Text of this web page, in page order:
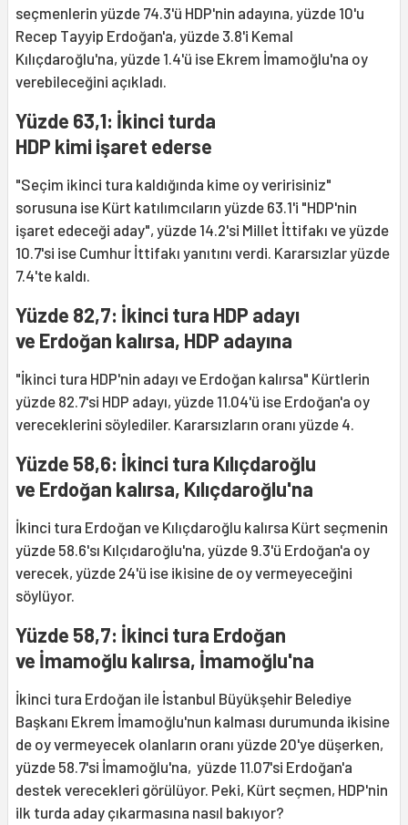
seçmenlerin yüzde 74.3'ü HDP'nin adayına, yüzde 10'u
Recep Tayyip Erdoğan'a, yüzde 3.8'i Kemal
Kılıçdaroğlu'na, yüzde 1.4'ü ise Ekrem İmamoğlu'na oy
verebileceğini açıkladı.
Yüzde 63,1: İkinci turda
HDP kimi işaret ederse
"Seçim ikinci tura kaldığında kime oy veririsiniz"
sorusuna ise Kürt katılımcıların yüzde 63.1'i "HDP'nin
işaret edeceği aday", yüzde 14.2'si Millet İttifakı ve yüzde
10.7'si ise Cumhur İttifakı yanıtını verdi. Kararsızlar yüzde
7.4'te kaldı.
Yüzde 82,7: İkinci tura HDP adayı
ve Erdoğan kalırsa, HDP adayına
"İkinci tura HDP'nin adayı ve Erdoğan kalırsa" Kürtlerin
yüzde 82.7'si HDP adayı, yüzde 11.04'ü ise Erdoğan'a oy
vereceklerini söylediler. Kararsızların oranı yüzde 4.
Yüzde 58,6: İkinci tura Kılıçdaroğlu
ve Erdoğan kalırsa, Kılıçdaroğlu'na
İkinci tura Erdoğan ve Kılıçdaroğlu kalırsa Kürt seçmenin
yüzde 58.6'sı Kılçıdaroğlu'na, yüzde 9.3'ü Erdoğan'a oy
verecek, yüzde 24'ü ise ikisine de oy vermeyeceğini
söylüyor.
Yüzde 58,7: İkinci tura Erdoğan
ve İmamoğlu kalırsa, İmamoğlu'na
İkinci tura Erdoğan ile İstanbul Büyükşehir Belediye
Başkanı Ekrem İmamoğlu'nun kalması durumunda ikisine
de oy vermeyecek olanların oranı yüzde 20'ye düşerken,
yüzde 58.7'si İmamoğlu'na, yüzde 11.07'si Erdoğan'a
destek verecekleri görülüyor. Peki, Kürt seçmen, HDP'nin
ilk turda aday çıkarmasına nasıl bakıyor?